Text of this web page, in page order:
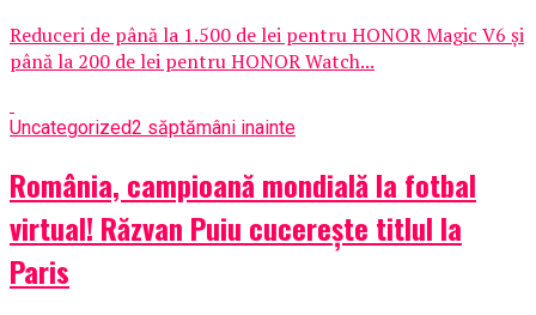
Reduceri de până la 1.500 de lei pentru HONOR Magic V6 și
până la 200 de lei pentru HONOR Watch...
Uncategorized2 săptămâni inainte
România, campioană mondială la fotbal
virtual! Răzvan Puiu cucerește titlul la
Paris